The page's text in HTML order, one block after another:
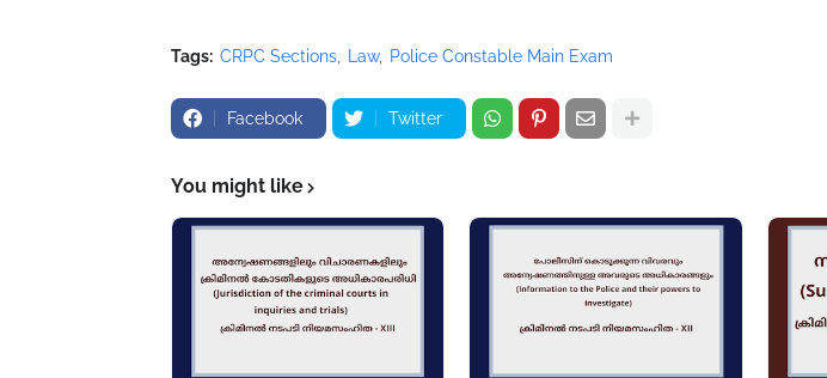
Tags: CRPC Sections Law Police Constable Main Exam
Facebook Twitter
You might like